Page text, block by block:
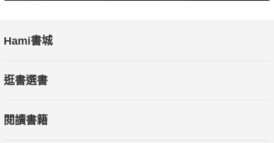
Hami書城
逛書選書
閱讀書籍